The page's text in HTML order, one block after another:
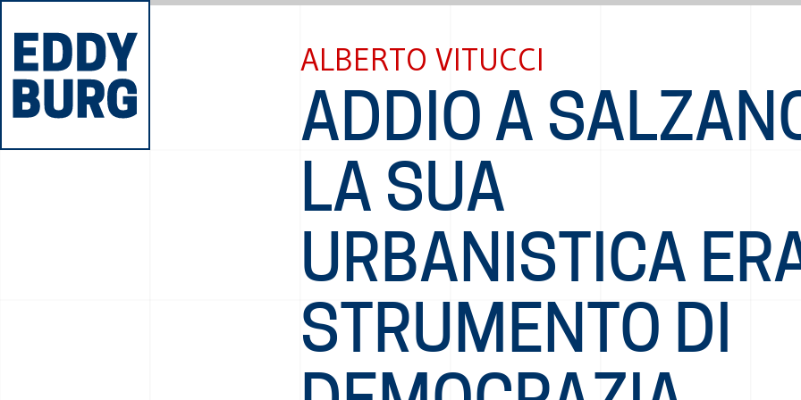
ALBERTO VITUCCI
ADDIO A
LA SUA
URBANISTICA
STRUMENTO DI